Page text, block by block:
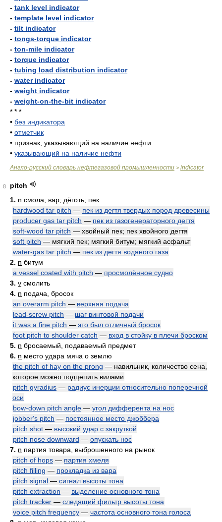
- tank level indicator
- template level indicator
- tilt indicator
- tongs-torque indicator
- ton-mile indicator
- torque indicator
- tubing load distribution indicator
- water indicator
- weight indicator
- weight-on-the-bit indicator
* * *
• без индикатора
• отметчик
• признак, указывающий на наличие нефти
• указывающий на наличие нефти
Англо-русский словарь нефтегазовой промышленности > indicator
8
pitch
1. n смола; вар; дёготь; пек
hardwood tar pitch — пек из дегтя твердых пород древесины
producer gas tar pitch — пек из газогенераторного дегтя
soft-wood tar pitch — хвойный пек; пек хвойного дегтя
soft pitch — мягкий пек; мягкий битум; мягкий асфальт
water-gas tar pitch — пек из дегтя водяного газа
2. n битум
a vessel coated with pitch — просмолённое судно
3. v смолить
4. n подача, бросок
an overarm pitch — верхняя подача
lead-screw pitch — шаг винтовой подачи
it was a fine pitch — это был отличный бросок
foot pitch to shoulder catch — вход в стойку в плечи броском
5. n бросаемый, подаваемый предмет
6. n место удара мяча о землю
the pitch of hay on the prong — навильник, количество сена,
которое можно подцепить вилами
pitch gyradius — радиус инерции относительно поперечной
оси
bow-down pitch angle — угол дифферента на нос
jobber's pitch — постоянное место джоббера
pitch shot — высокий удар с закруткой
pitch nose downward — опускать нос
7. n партия товара, выброшенного на рынок
pitch of hops — партия хмеля
pitch filling — прокладка из вара
pitch signal — сигнал высоты тона
pitch extraction — выделение основного тона
pitch tracker — следящий фильтр высоты тона
voice pitch frequency — частота основного тона голоса